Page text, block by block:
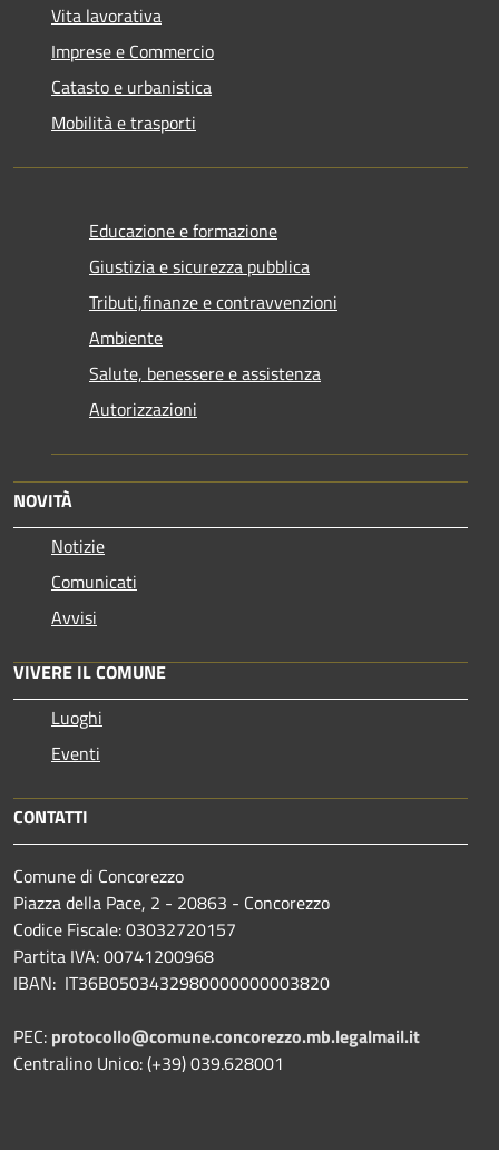
Vita lavorativa
Imprese e Commercio
Catasto e urbanistica
Mobilità e trasporti
Educazione e formazione
Giustizia e sicurezza pubblica
Tributi,finanze e contravvenzioni
Ambiente
Salute, benessere e assistenza
Autorizzazioni
NOVITÀ
Notizie
Comunicati
Avvisi
VIVERE IL COMUNE
Luoghi
Eventi
CONTATTI
Comune di Concorezzo
Piazza della Pace, 2 - 20863 - Concorezzo
Codice Fiscale: 03032720157
Partita IVA: 00741200968
IBAN: IT36B0503432980000000003820
PEC: protocollo@comune.concorezzo.mb.legalmail.it
Centralino Unico: (+39) 039.628001